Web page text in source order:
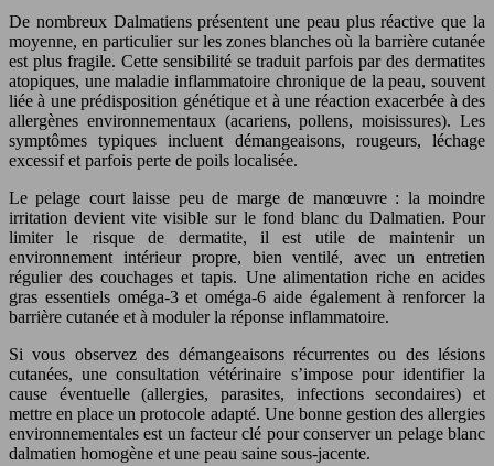
De nombreux Dalmatiens présentent une peau plus réactive que la
moyenne, en particulier sur les zones blanches où la barrière cutanée
est plus fragile. Cette sensibilité se traduit parfois par des dermatites
atopiques, une maladie inflammatoire chronique de la peau, souvent
liée à une prédisposition génétique et à une réaction exacerbée à des
allergènes environnementaux (acariens, pollens, moisissures). Les
symptômes typiques incluent démangeaisons, rougeurs, léchage
excessif et parfois perte de poils localisée.
Le pelage court laisse peu de marge de manœuvre : la moindre
irritation devient vite visible sur le fond blanc du Dalmatien. Pour
limiter le risque de dermatite, il est utile de maintenir un
environnement intérieur propre, bien ventilé, avec un entretien
régulier des couchages et tapis. Une alimentation riche en acides
gras essentiels oméga-3 et oméga-6 aide également à renforcer la
barrière cutanée et à moduler la réponse inflammatoire.
Si vous observez des démangeaisons récurrentes ou des lésions
cutanées, une consultation vétérinaire s’impose pour identifier la
cause éventuelle (allergies, parasites, infections secondaires) et
mettre en place un protocole adapté. Une bonne gestion des allergies
environnementales est un facteur clé pour conserver un pelage blanc
dalmatien homogène et une peau saine sous-jacente.